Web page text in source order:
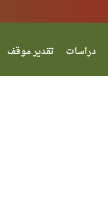
دراسات تقدير موقف